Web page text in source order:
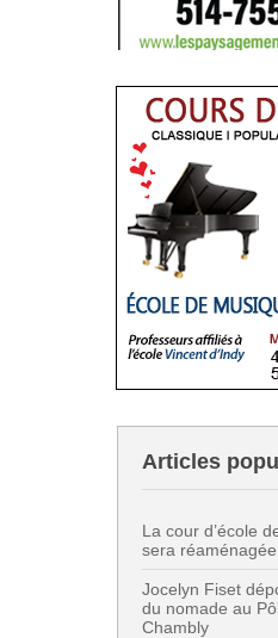
Articles
La cour d’école
sera réaménagée
Jocelyn Fiset
du nomade au
Chambly